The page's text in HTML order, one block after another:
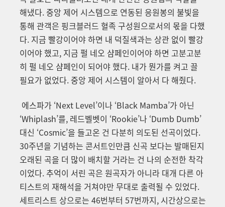
해냈다. 중앙 제어 시스템으로 연동된 응원봉의 불빛을
통해 관객은 핑크블러드 혈족 구성원으로서의 몫을 다했
다. 지금 빨강이어야 하면 내 덕질색과는 상관 없이 빨강
이어야 했고, 지금 펄 네오 샴페인이어야 하면 고분고분
히 펄 네오 샴페인이 되어야 했다. 내가 뭔가를 켜고 끌
필요가 없었다. 중앙 제어 시스템이 알아서 다 해줬다.
에스파가 ‘Next Level’이나 ‘Black Mamba’가 아닌
‘Whiplash’를, 레드벨벳이 ‘Rookie’나 ‘Dumb Dumb’
대신 ‘Cosmic’을 들고온 건 다분히 의도된 선곡이었다.
30주년을 기념하는 콘서트인만큼 신곡 보다는 발매된지
오래된 곡을 더 많이 배치할 거라는 건 나의 순전한 착각
이었다. 추억이 서린 곡은 원곡자가 아니라 대개 다른 아
티스트의 재해석을 거쳐야만 무대로 출력될 수 있었다.
세트리스트 상으로는 46번부터 57번까지, 시간상으로는